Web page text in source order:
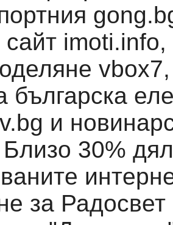
imoti.info,
българска
и
30%
за